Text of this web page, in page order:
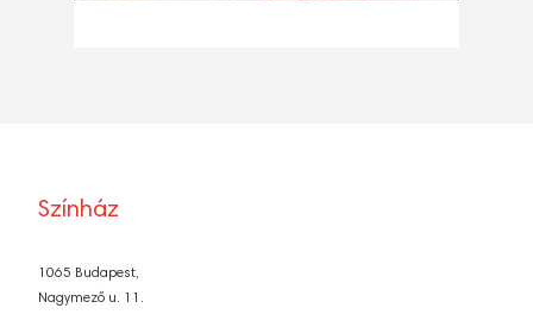
Színház
1065 Budapest,
Nagymező u. 11.